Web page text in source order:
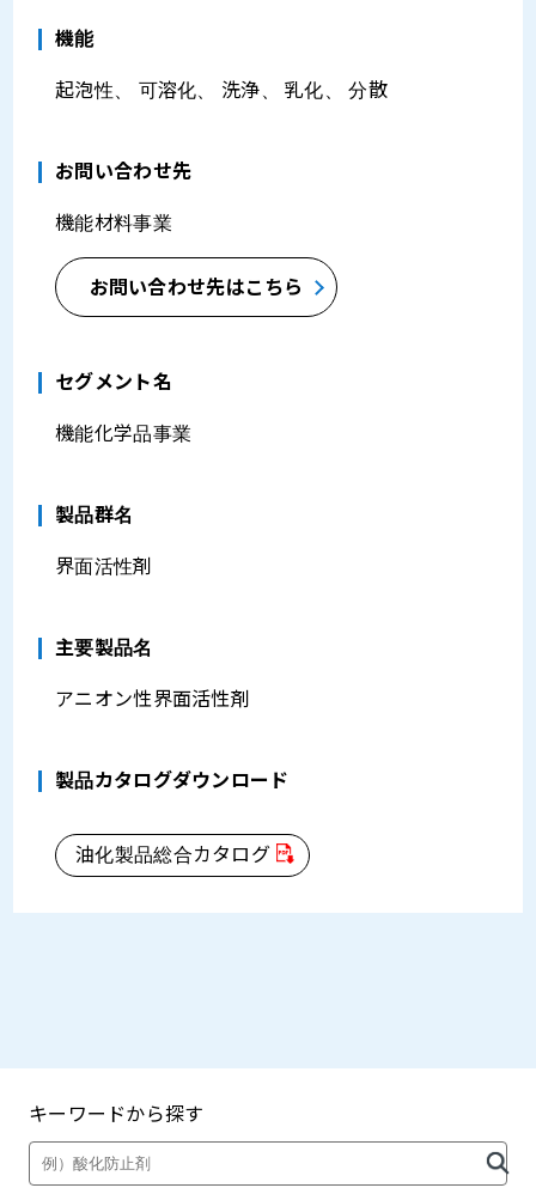
機能
起泡性、 可溶化、 洗浄、 乳化、 分散
お問い合わせ先
機能材料事業
お問い合わせ先はこちら
セグメント名
機能化学品事業
製品群名
界面活性剤
主要製品名
アニオン性界面活性剤
製品カタログダウンロード
油化製品総合カタログ
キーワードから探す